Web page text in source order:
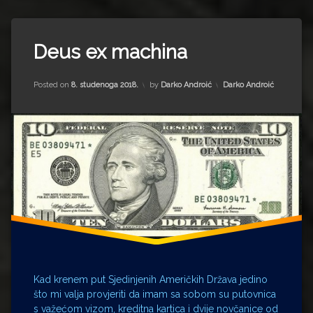
Željko Krznarić
Mario Lovreković
Miroslav Šantek
Deus ex machina
Posted on 8. studenoga 2018.
Updated on 16. rujna 2022.
by Darko Androić Kategorije:
Darko Androić
Kad krenem put Sjedinjenih Američkih Država jedino
što mi valja provjeriti da imam sa sobom su putovnica
s važećom vizom, kreditna kartica i dvije novčanice od
Abraham
Lincoln
Hamilton
Jackson
Anton
Kikaš
banknota
Fašizam
Federalistički
spisi
politika
Sloboda